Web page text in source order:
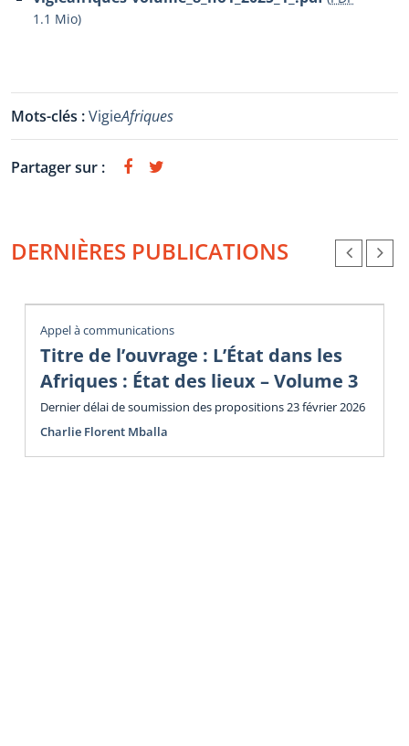
1.1 Mio)
Mots-clés :VigieAfriques
Partager sur :
DERNIÈRES PUBLICATIONS
Appel à communications
Titre de l’ouvrage : L’État dans les
Afriques : État des lieux – Volume 3
Dernier délai de soumission des propositions 23 février 2026
Charlie Florent Mballa